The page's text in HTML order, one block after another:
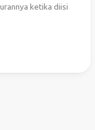
ketika diisi